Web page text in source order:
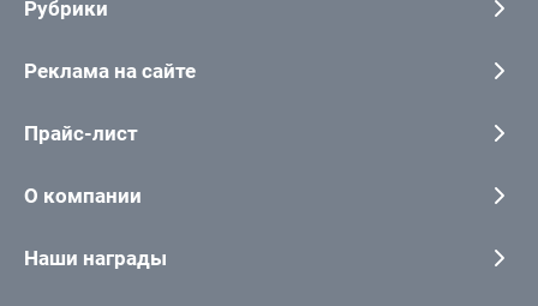
Рубрики
Реклама на сайте
Прайс-лист
О компании
Наши награды